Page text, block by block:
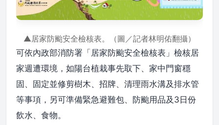
▲居家防颱安全檢核表。（圖／記者林明佑翻攝）
可依內政部消防署「居家防颱安全檢核表」檢核居
家週遭環境，如陽台植栽事先取下、家中門窗穩
固、固定並修剪樹木、招牌、清理雨水溝及排水管
等事項，另可準備緊急避難包、防颱用品及3日份
飲水、食物。